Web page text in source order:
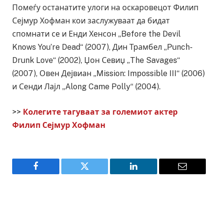
Помеѓу останатите улоги на оскаровецот Филип
Сејмур Хофман кои заслужуваат да бидат
спомнати се и Енди Хенсон „Before the Devil
Knows You’re Dead“ (2007), Дин Трамбел „Punch-
Drunk Love“ (2002), Џон Севиџ „The Savages“
(2007), Овен Дејвиан „Mission: Impossible III“ (2006)
и Сенди Лајл „Along Came Polly“ (2004).
>> Колегите тагуваат за големиот актер
Филип Сејмур Хофман
Facebook Twitter LinkedIn Email